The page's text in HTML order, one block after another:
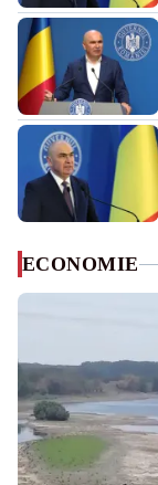
ECONOMIE